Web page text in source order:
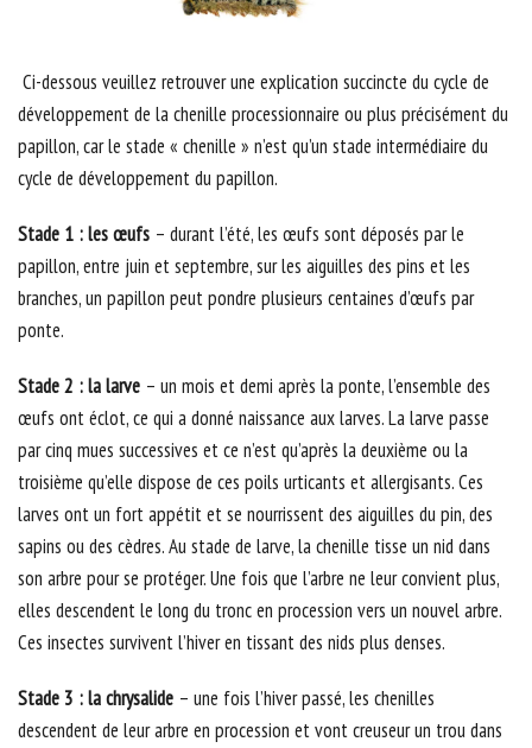
Ci-dessous veuillez retrouver une explication succincte du cycle de
développement de la chenille processionnaire ou plus précisément du
papillon, car le stade « chenille » n’est qu’un stade intermédiaire du
cycle de développement du papillon.
Stade 1 : les œufs – durant l’été, les œufs sont déposés par le
papillon, entre juin et septembre, sur les aiguilles des pins et les
branches, un papillon peut pondre plusieurs centaines d’œufs par
ponte.
Stade 2 : la larve – un mois et demi après la ponte, l’ensemble des
œufs ont éclot, ce qui a donné naissance aux larves. La larve passe
par cinq mues successives et ce n’est qu’après la deuxième ou la
troisième qu’elle dispose de ces poils urticants et allergisants. Ces
larves ont un fort appétit et se nourrissent des aiguilles du pin, des
sapins ou des cèdres. Au stade de larve, la chenille tisse un nid dans
son arbre pour se protéger. Une fois que l’arbre ne leur convient plus,
elles descendent le long du tronc en procession vers un nouvel arbre.
Ces insectes survivent l’hiver en tissant des nids plus denses.
Stade 3 : la chrysalide – une fois l’hiver passé, les chenilles
descendent de leur arbre en procession et vont creuseur un trou dans